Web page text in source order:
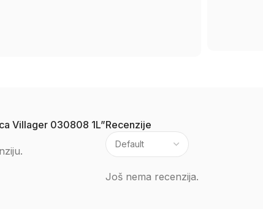
Recenzije
Još nema recenzija.
Villager 030808 1L”